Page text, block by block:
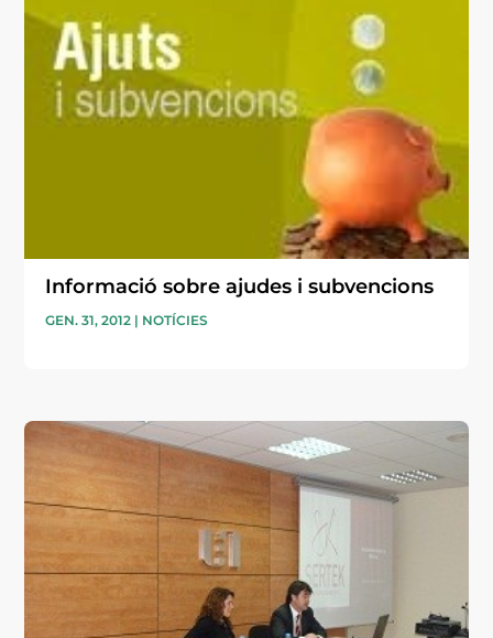
Informació sobre ajudes i subvencions
GEN. 31, 2012 | NOTÍCIES